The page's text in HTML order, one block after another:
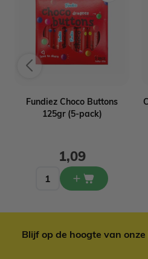
Fundiez Choco Buttons
125gr (5-pack)
1,09
Blijf op de hoogte van